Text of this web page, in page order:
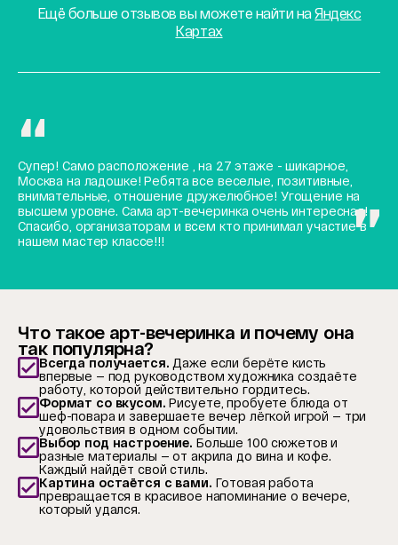
Ещё больше отзывов вы можете найти наЯндекс
Картах
Супер! Само расположение , на 27 этаже - шикарное,
Москва на ладошке! Ребята все веселые, позитивные,
внимательные, отношение дружелюбное! Угощение на
высшем уровне. Сама арт-вечеринка очень интересная!
Спасибо, организаторам и всем кто принимал участие в
нашем мастер классе!!!
Что такое арт-вечеринка и почему она
так популярна?
Всегда получается. Даже если берёте кисть
впервые — под руководством художника создаёте
работу, которой действительно гордитесь.
Формат со вкусом. Рисуете, пробуете блюда от
шеф-повара и завершаете вечер лёгкой игрой — три
удовольствия в одном событии.
Выбор под настроение. Больше 100 сюжетов и
разные материалы — от акрила до вина и кофе.
Каждый найдёт свой стиль.
Картина остаётся с вами. Готовая работа
превращается в красивое напоминание о вечере,
который удался.